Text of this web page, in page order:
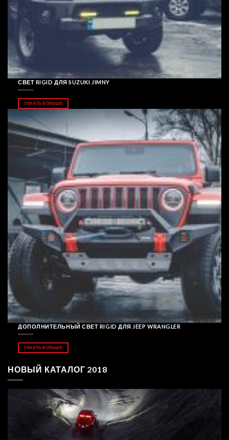
СВЕТ RIGID ДЛЯ SUZUKI JIMNY
УЗНАТЬ БОЛЬШЕ
ДОПОЛНИТЕЛЬНЫЙ СВЕТ RIGID ДЛЯ JEEP WRANGLER
УЗНАТЬ БОЛЬШЕ
НОВЫЙ КАТАЛОГ 2018